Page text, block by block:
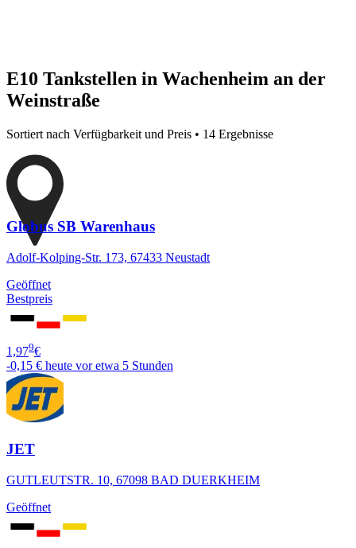
E10 Tankstellen in Wachenheim an der
Weinstraße
Sortiert nach Verfügbarkeit und Preis • 14 Ergebnisse
Globus SB Warenhaus
Adolf-Kolping-Str. 173, 67433 Neustadt
Geöffnet
Bestpreis
1,979€
-0,15 € heute vor etwa 5 Stunden
JET
GUTLEUTSTR. 10, 67098 BAD DUERKHEIM
Geöffnet